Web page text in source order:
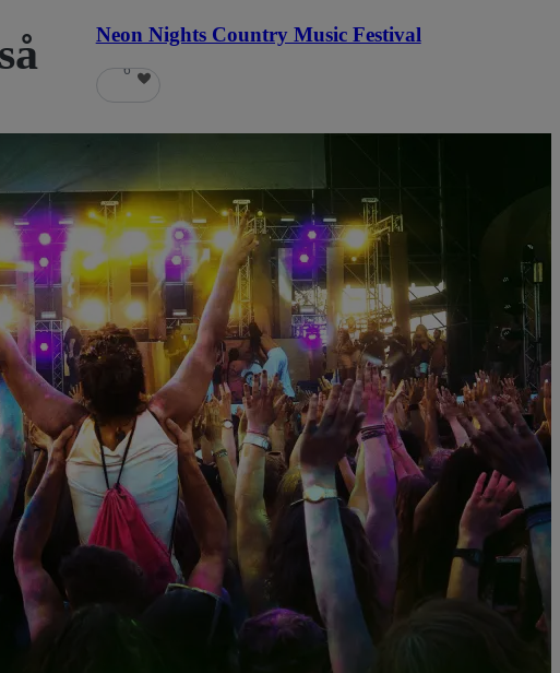
Neon Nights Country Music Festival
6